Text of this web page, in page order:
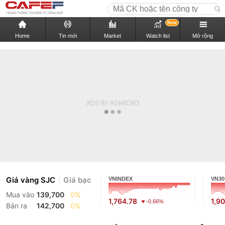
Home Tin mới Market Watch list
New
Mở rộng
Giá vàng SJC Giá bạc
Mua vào 139,700
0%
Bán ra
142,700 0%
VNINDEX
1,764.78 -0.66%
VN30